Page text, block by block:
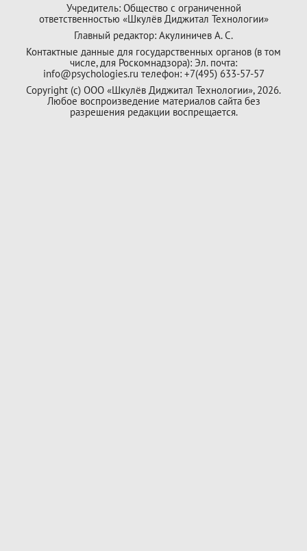
Учредитель: Общество с ограниченной
ответственностью «Шкулёв Диджитал Технологии»
Главный редактор: Акулиничев А. С.
Контактные данные для государственных органов (в том
числе, для Роскомнадзора): Эл. почта:
info@psychologies.ru телефон: +7(495) 633-57-57
Copyright (с) ООО «Шкулёв Диджитал Технологии», 2026.
Любое воспроизведение материалов сайта без
разрешения редакции воспрещается.